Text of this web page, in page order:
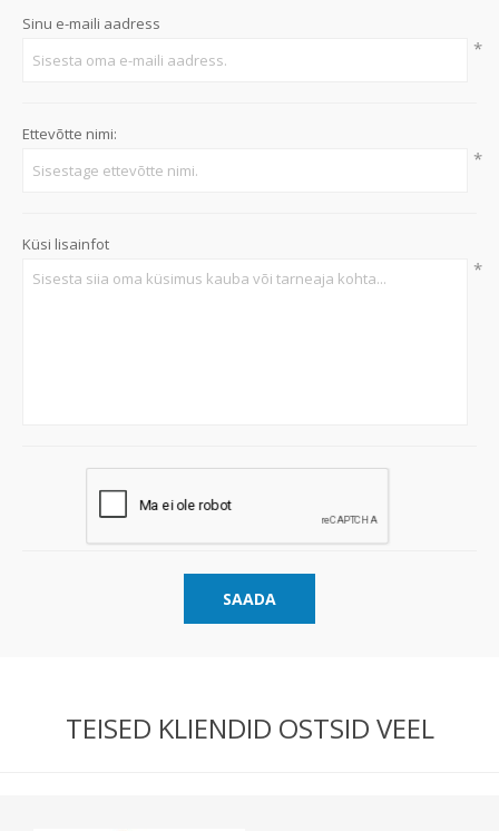
Sinu e-maili aadress
*
Ettevõtte nimi:
*
Küsi lisainfot
*
SAADA
TEISED KLIENDID OSTSID VEEL